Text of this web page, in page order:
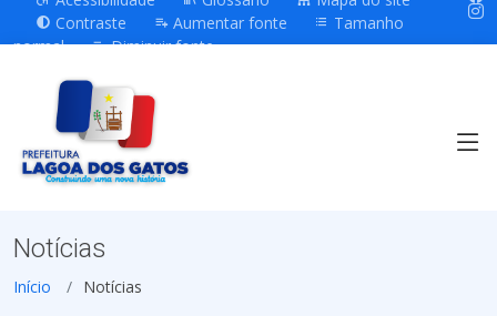
Contraste
Aumentar fonte
Tamanho
normal
Diminuir fonte
Notícias
Início Notícias